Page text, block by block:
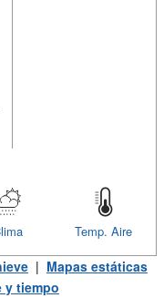
Temp. Aire
| Mapas estáticas
y tiempo